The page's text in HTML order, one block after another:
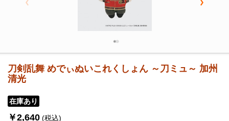
刀剣乱舞 めでぃぬいこれくしょん ～刀ミュ～ 加州
清光
在庫あり
￥2,640 (税込)